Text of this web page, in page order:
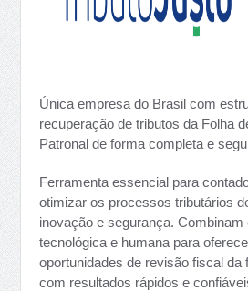
Única empresa do Brasil com
recuperação de tributos da Folha
Patronal de forma completa e
Ferramenta essencial para
otimizar os processos tributários
inovação e segurança. Combinam
tecnológica e humana para
oportunidades de revisão fiscal da
com resultados rápidos e